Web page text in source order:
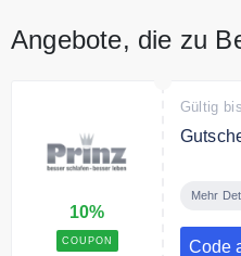
Angebote, die zu
10%
COUPON
Gültig
10%
Mehr
Code